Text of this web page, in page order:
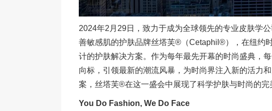
2024年2月29日，致力于成为全球领先的专业皮肤学
善敏感肌的护肤品牌丝塔芙®（Cetaphil®），在纽约
计的护肤解决方案。作为每年最先开幕的时尚盛典，
向标，引领最新的潮流风暴，为时尚界注入新的活力
案，丝塔芙®在这一盛会中展现了科学护肤与时尚的完
You Do Fashion, We Do Face